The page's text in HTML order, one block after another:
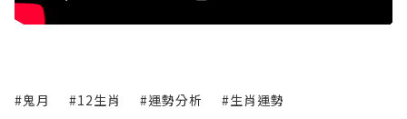
#鬼月 #12生肖 #運勢分析 #生肖運勢